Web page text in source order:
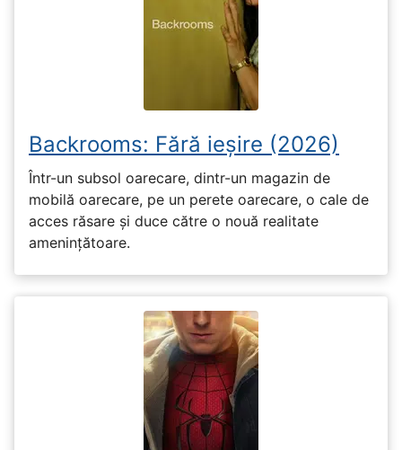
Backrooms: Fără ieșire (2026)
Într-un subsol oarecare, dintr-un magazin de
mobilă oarecare, pe un perete oarecare, o cale de
acces răsare și duce către o nouă realitate
amenințătoare.